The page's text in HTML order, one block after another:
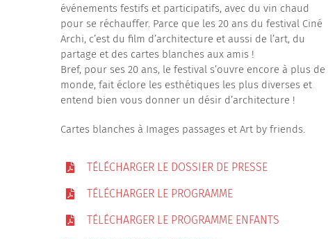
événements festifs et participatifs, avec du vin chaud
pour se réchauffer. Parce que les 20 ans du festival Ciné
Archi, c’est du film d’architecture et aussi de l’art, du
partage et des cartes blanches aux amis !
Bref, pour ses 20 ans, le festival s’ouvre encore à plus de
monde, fait éclore les esthétiques les plus diverses et
entend bien vous donner un désir d’architecture !
Cartes blanches à Images passages et Art by friends.
TÉLÉCHARGER LE DOSSIER DE PRESSE
TÉLÉCHARGER LE PROGRAMME
TÉLÉCHARGER LE PROGRAMME ENFANTS